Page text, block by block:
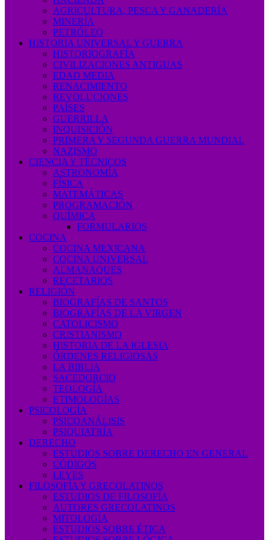
AGRICULTURA, PESCA Y GANADERÍA
MINERÍA
PETRÓLEO
HISTORIA UNIVERSAL Y GUERRA
HISTORIOGRAFÍA
CIVILIZACIONES ANTIGUAS
EDAD MEDIA
RENACIMIENTO
REVOLUCIONES
PAÍSES
GUERRILLA
INQUISICIÓN
PRIMERA Y SEGUNDA GUERRA MUNDIAL
NAZISMO
CIENCIA Y TÉCNICOS
ASTRONOMÍA
FÍSICA
MATEMÁTICAS
PROGRAMACIÓN
QUÍMICA
FORMULARIOS
COCINA
COCINA MEXICANA
COCINA UNIVERSAL
ALMANAQUES
RECETARIOS
RELIGIÓN
BIOGRAFÍAS DE SANTOS
BIOGRAFÍAS DE LA VIRGEN
CATOLICISMO
CRISTIANISMO
HISTORIA DE LA IGLESIA
ÓRDENES RELIGIOSAS
LA BIBLIA
SACEDORCIO
TEOLOGÍA
ETIMOLOGÍAS
PSICOLOGÍA
PSICOANÁLISIS
PSIQUIATRÍA
DERECHO
ESTUDIOS SOBRE DERECHO EN GENERAL
CÓDIGOS
LEYES
FILOSOFÍA Y GRECOLATINOS
ESTUDIOS DE FILOSOFÍA
AUTORES GRECOLATINOS
MITOLOGÍA
ESTUDIOS SOBRE ÉTICA